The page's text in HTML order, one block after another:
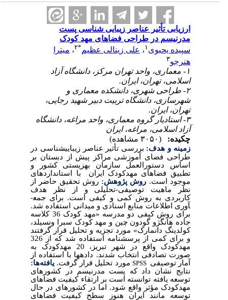
ارزیابی تأثیر عناصر زیبایی شناسی پست
مدرنیسم در طراحی فضاهای مهد کودک
سپیده یحیوی۱ ،علی زینالی عظیم ۲،میترا
هنرجو
۱- معماری، واحد تهران مرکز، دانشگاه آزاد
اسلامی، تهران، ایران.
۲- طراحی شهری، دانشکده معماری و
شهرسازی، دانشگاه تربیت دبیر شهید رجایی،
تهران، ایران.
۳- استادیار گروه معماری، واحد مراغه، دانشگاه
آزاد اسلامی، مراغه، ایران
چکیده:
زمینه و هدف: بررسی تأثیر عناصر زیبایی­شناسی در
طراحی فضای آموزشی مراکز پیش از دبستان بر
اساس دستورالعمل سازمان بهزیستی کشور و
تطبیق فضاهای مهدکودک ایران با استانداردهای
موجود است.روش پژوهش:روش تحقیق حاضر از
نظر ماهیت توصیفی-تحلیلی و از نظر هدف
کاربردی به روش کمی و کیفی است. برای جمع­
آوری اطلاعات منابع اسنادی و میدانی استفاده شد.
برای روش کیفی دو مدرسه «مهد کودک 36 کلاسه
جاده هانگژو گودون چین و مهد کودک سبرا ونسیلد،
کولدینگ دانمارک» مورد تجزیه و تحلیل قرار گرفتند
و برای کمی از پرسشنامه استفاده شد که از 326
مهدکودک واقع در شهر تبریز، 20 مهدکودک به
صورت تصادفی انتخاب شدند. داده­ها با استفاده از
آمار توصیفیSPSS مورد تحلیل قرار گرفت.یافته‌ها:
نتایج نشان داد که پست ­مدرنیسم در کشورهای
توسعه یافته توانسته است بر ارتقاء کیفیت فضاهای
مهدکودک مؤثر واقع شود. اما در کشورهای در حال
توسعه مانند ایران هنوز سطح کیفیت فضاهای